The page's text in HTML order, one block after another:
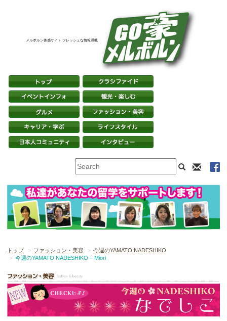
メルボルン体感サイト フレッシュな情報満載
トップ ファッション・美容
今週のYAMATO NADESHIKO
今週のYAMATO NADESHIKO – Miori